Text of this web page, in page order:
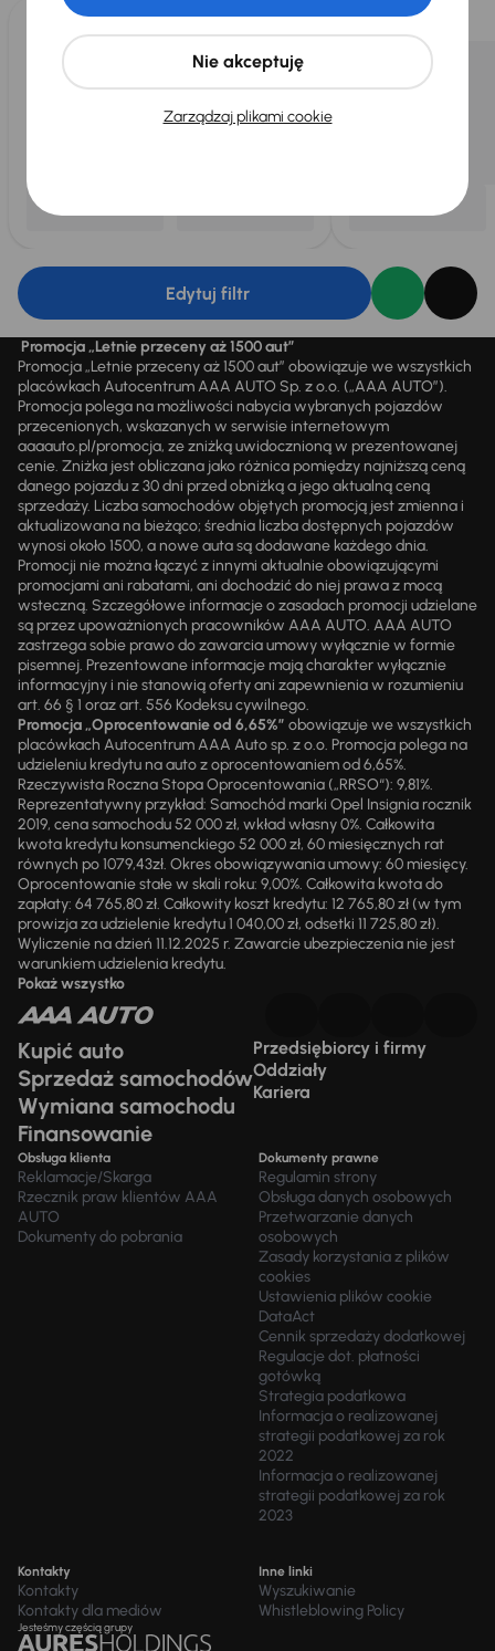
Edytuj filtr
Promocja „Letnie przeceny aż 1500 aut”
Promocja „Letnie przeceny aż 1500 aut” obowiązuje we wszystkich
placówkach Autocentrum AAA AUTO Sp. z o.o. („AAA AUTO”).
Promocja polega na możliwości nabycia wybranych pojazdów
przecenionych, wskazanych w serwisie internetowym
aaaauto.pl/promocja, ze zniżką uwidocznioną w prezentowanej
cenie. Zniżka jest obliczana jako różnica pomiędzy najniższą ceną
danego pojazdu z 30 dni przed obniżką a jego aktualną ceną
sprzedaży. Liczba samochodów objętych promocją jest zmienna i
aktualizowana na bieżąco; średnia liczba dostępnych pojazdów
wynosi około 1500, a nowe auta są dodawane każdego dnia.
Promocji nie można łączyć z innymi aktualnie obowiązującymi
promocjami ani rabatami, ani dochodzić do niej prawa z mocą
wsteczną. Szczegółowe informacje o zasadach promocji udzielane
są przez upoważnionych pracowników AAA AUTO. AAA AUTO
zastrzega sobie prawo do zawarcia umowy wyłącznie w formie
pisemnej. Prezentowane informacje mają charakter wyłącznie
informacyjny i nie stanowią oferty ani zapewnienia w rozumieniu
art. 66 § 1 oraz art. 556 Kodeksu cywilnego.
Promocja „Oprocentowanie od 6,65%” obowiązuje we wszystkich
placówkach Autocentrum AAA Auto sp. z o.o. Promocja polega na
udzieleniu kredytu na auto z oprocentowaniem od 6,65%.
Rzeczywista Roczna Stopa Oprocentowania („RRSO“): 9,81%.
Reprezentatywny przykład: Samochód marki Opel Insignia rocznik
2019, cena samochodu 52 000 zł, wkład własny 0%. Całkowita
kwota kredytu konsumenckiego 52 000 zł, 60 miesięcznych rat
równych po 1079,43zł. Okres obowiązywania umowy: 60 miesięcy.
Oprocentowanie stałe w skali roku: 9,00%. Całkowita kwota do
zapłaty: 64 765,80 zł. Całkowity koszt kredytu: 12 765,80 zł (w tym
prowizja za udzielenie kredytu 1 040,00 zł, odsetki 11 725,80 zł).
Wyliczenie na dzień 11.12.2025 r. Zawarcie ubezpieczenia nie jest
warunkiem udzielenia kredytu.
Pokaż wszystko
Kupić auto
Sprzedaż samochodów
Wymiana samochodu
Finansowanie
Przedsiębiorcy i firmy
Oddziały
Kariera
Obsługa klienta
Reklamacje/Skarga
Rzecznik praw klientów AAA
AUTO
Dokumenty do pobrania
Dokumenty prawne
Regulamin strony
Obsługa danych osobowych
Przetwarzanie danych
osobowych
Zasady korzystania z plików
cookies
Ustawienia plików cookie
DataAct
Cennik sprzedaży dodatkowej
Regulacje dot. płatności
gotówką
Strategia podatkowa
Informacja o realizowanej
strategii podatkowej za rok
2022
Informacja o realizowanej
strategii podatkowej za rok
2023
Kontakty
Kontakty
Kontakty dla mediów
Inne linki
Wyszukiwanie
Whistleblowing Policy
Jesteśmy częścią grupy
Zarządzaj plikami cookie
Nie akceptuję